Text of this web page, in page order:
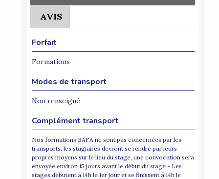
AVIS
Forfait
Formations
Modes de transport
Non renseigné
Complément transport
Nos formations BAFA ne sont pas concernées par les
transports, les stagiaires devront se rendre par leurs
propres moyens sur le lieu du stage, une convocation sera
envoyée environ 15 jours avant le début du stage - Les
stages débutent à 14h le 1er jour et se finissent à 14h le